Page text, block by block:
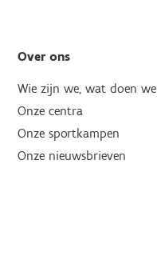
Over ons
Wie zijn we, wat doen we
Onze centra
Onze sportkampen
Onze nieuwsbrieven